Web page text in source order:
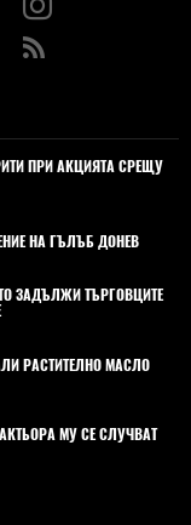
ПРИ АКЦИЯТА СРЕЩУ
НА ГЪЛЪБ ДОНЕВ
ЗАДЪЛЖИ ТЪРГОВЦИТЕ
РАСТИТЕЛНО МАСЛО
МУ СЕ СЛУЧВАТ